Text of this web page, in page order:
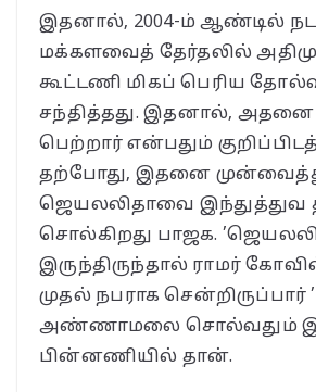
இதனால், 2004-ம் ஆண்டில்
மக்களவைத் தேர்தலில்
கூட்டணி மிகப் பெரிய
சந்தித்தது. இதனால், அதனை
பெற்றார் என்பதும்
தற்போது, இதனை
ஜெயலலிதாவை
சொல்கிறது பாஜக.
இருந்திருந்தால் ராமர்
முதல் நபராக சென்றிருப்பார்
அண்ணாமலை சொல்வதும்
பின்னணியில் தான்.